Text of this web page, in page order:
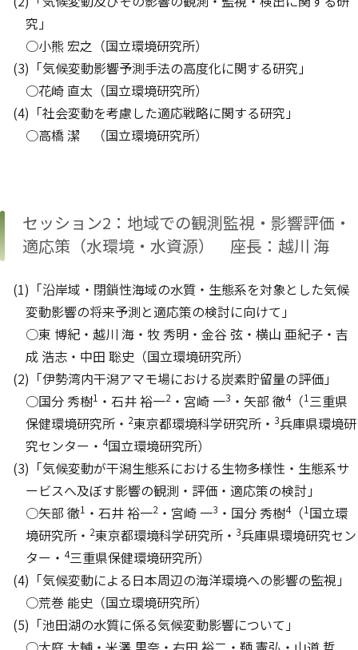
究」
○小熊 宏之（国立環境研究所）
(3)「気候変動影響予測手法の高度化に関する研究」
○花崎 直太（国立環境研究所）
(4)「社会変動を考慮した適応戦略に関する研究」
○高橋 潔 （国立環境研究所）
セッション2：地域での観測監視・影響評価・
適応策（水環境・水資源） 座長：越川 海
(1)「沿岸域・閉鎖性海域の水質・生態系を対象とした気候
変動影響の将来予測と適応策の検討に向けて」
○東 博紀・越川 海・牧 秀明・金谷 弦・横山 亜紀子・吉
成 浩志・中田 聡史（国立環境研究所）
(2)「伊勢湾内干潟アマモ場における炭素貯留量の評価」
○国分 秀樹1 ・石井 裕一2 ・宮崎 一3 ・矢部 徹4（1 三重県
保健環境研究所・ 2東京都環境科学研究所・ 3兵庫県環境研
究センター・ 4国立環境研究所）
(3)「気候変動が干潟生態系における生物多様性・生態系サ
ービスへ及ぼす影響の観測・評価・適応策の検討」
○矢部 徹1 ・石井 裕一2 ・宮崎 一3 ・国分 秀樹4（1 国立環
境研究所・ 2東京都環境科学研究所・ 3兵庫県環境研究セン
ター・ 4三重県保健環境研究所）
(4)「気候変動による日本周辺の海洋環境への影響の監視」
○荒巻 能史（国立環境研究所）
(5)「池田湖の水質に係る気候変動影響について」